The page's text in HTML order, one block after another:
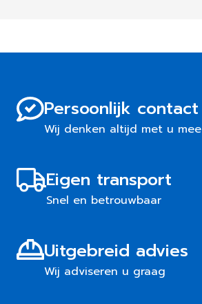
Persoonlijk contact
Wij denken altijd met u mee
Eigen transport
Snel en betrouwbaar
Uitgebreid advies
Wij adviseren u graag